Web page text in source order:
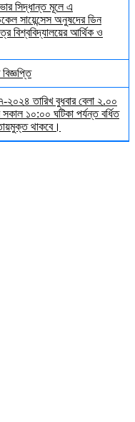
সিদ্ধান্ত মূলে এ
সায়েন্সেস অনুষদের ডিন
বিশ্ববিদ্যালয়ের আর্থিক ও
২০২৪ তারিখ বুধবার বেলা ২.০০
১০:০০ ঘটিকা পর্যন্ত বর্ধিত
থাকবে।